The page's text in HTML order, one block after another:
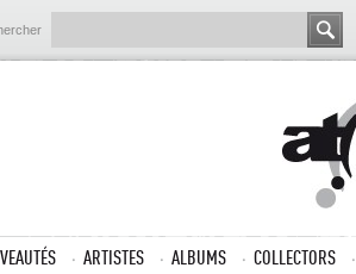
ARTISTES ALBUMS COLLECTORS